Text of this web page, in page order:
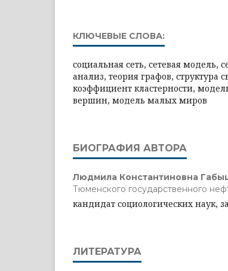
КЛЮЧЕВЫЕ СЛОВА:
социальная сеть, сетевая модель,
анализ, теория графов, структура
коэффициент кластерности,
вершин, модель малых миров
БИОГРАФИЯ АВТОРА
Людмила Константиновна
Тюменского государственного
кандидат социологических наук,
ЛИТЕРАТУРА